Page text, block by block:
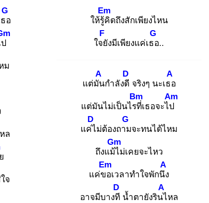
อ
G
ม
หล
ย
จ
ให้รู้คิ
Em
ดถึงสักเพียงไหน
ใจยั
F
งมีเพียงแค่เธอ
G
..
แต่มัน
A
กำลังดี
D
จริงๆ นะเธอ
A
แต่มันไม่เป็นไรที่
Bm
เธอจะไป
Am
แค่ไ
D
ม่ต้องถาม
G
จะทนได้ไหม
ถึงแม้ไ
Gm
ม่เคยจะไหว
แค่ขอ
Em
เวลาทำใจพักนึง
A
อาจมีบางที
D
น้ำตายังรินไ
A
หล